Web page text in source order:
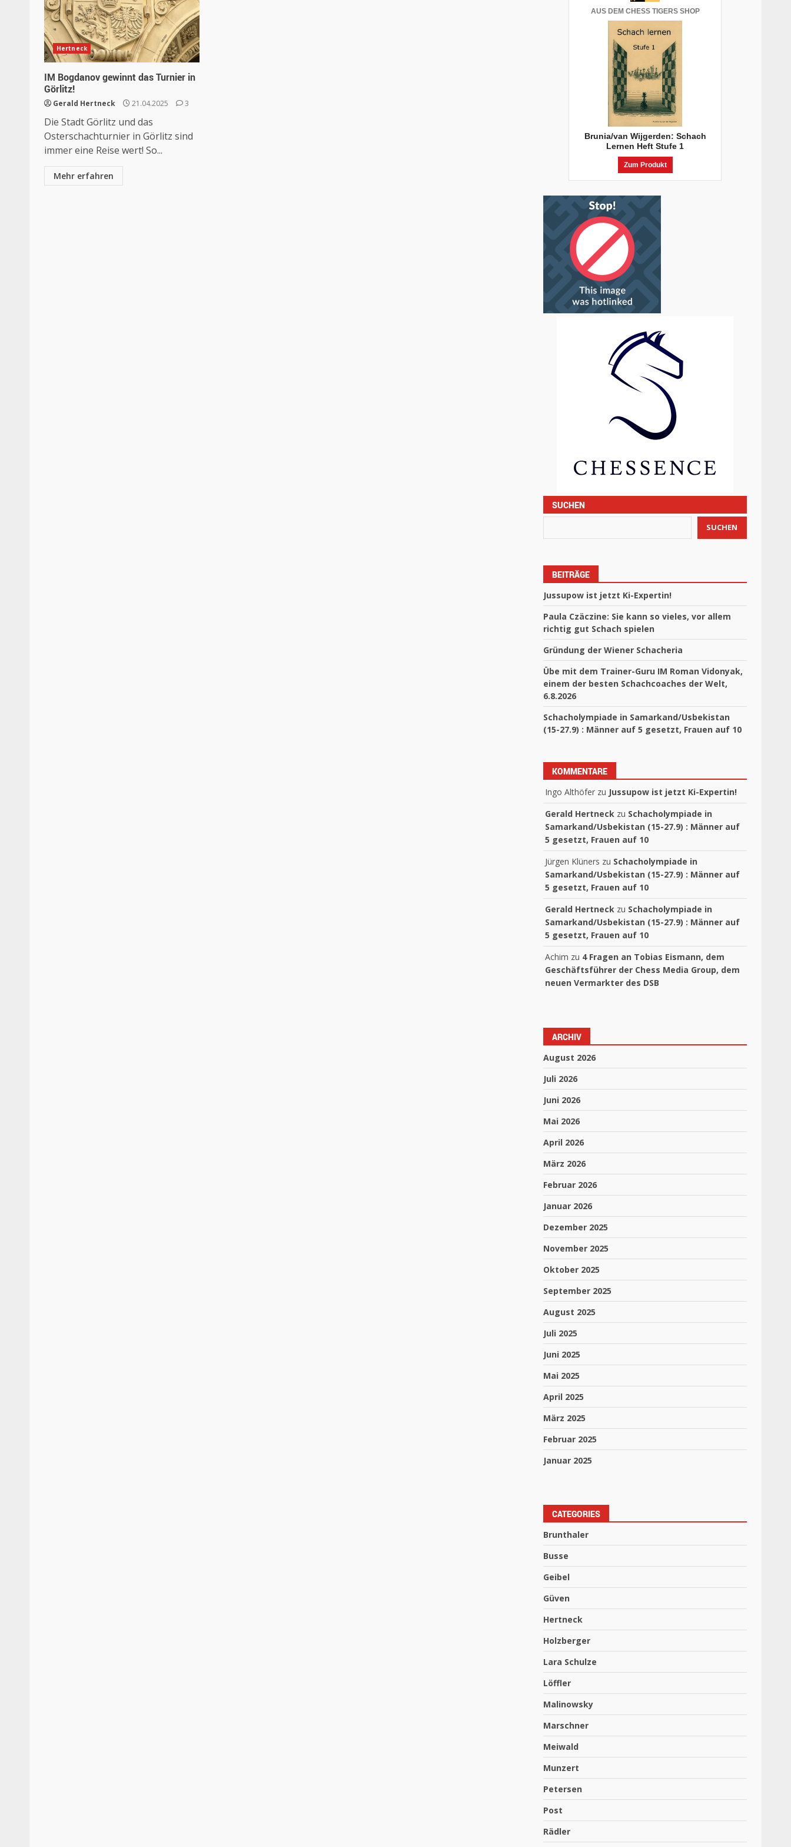
Hertneck
IM Bogdanov gewinnt das Turnier in
Görlitz!
Gerald Hertneck 21.04.2025 3
Die Stadt Görlitz und das
Osterschachturnier in Görlitz sind
immer eine Reise wert! So...
Mehr erfahren
AUS DEM CHESS TIGERS SHOP
Brunia/van Wijgerden: Schach
Lernen Heft Stufe 1
Zum Produkt
SUCHEN
SUCHEN
BEITRÄGE
Jussupow ist jetzt Ki-Expertin!
Paula Czäczine: Sie kann so vieles, vor allem
richtig gut Schach spielen
Gründung der Wiener Schacheria
Übe mit dem Trainer-Guru IM Roman Vidonyak,
einem der besten Schachcoaches der Welt,
6.8.2026
Schacholympiade in Samarkand/Usbekistan
(15-27.9) : Männer auf 5 gesetzt, Frauen auf 10
KOMMENTARE
Ingo Althöfer zu Jussupow ist jetzt Ki-Expertin!
Gerald Hertneck zu Schacholympiade in
Samarkand/Usbekistan (15-27.9) : Männer auf
5 gesetzt, Frauen auf 10
Jürgen Klüners zu Schacholympiade in
Samarkand/Usbekistan (15-27.9) : Männer auf
5 gesetzt, Frauen auf 10
Gerald Hertneck zu Schacholympiade in
Samarkand/Usbekistan (15-27.9) : Männer auf
5 gesetzt, Frauen auf 10
Achim zu 4 Fragen an Tobias Eismann, dem
Geschäftsführer der Chess Media Group, dem
neuen Vermarkter des DSB
ARCHIV
August 2026
Juli 2026
Juni 2026
Mai 2026
April 2026
März 2026
Februar 2026
Januar 2026
Dezember 2025
November 2025
Oktober 2025
September 2025
August 2025
Juli 2025
Juni 2025
Mai 2025
April 2025
März 2025
Februar 2025
Januar 2025
CATEGORIES
Brunthaler
Busse
Geibel
Güven
Hertneck
Holzberger
Lara Schulze
Löffler
Malinowsky
Marschner
Meiwald
Munzert
Petersen
Post
Rädler